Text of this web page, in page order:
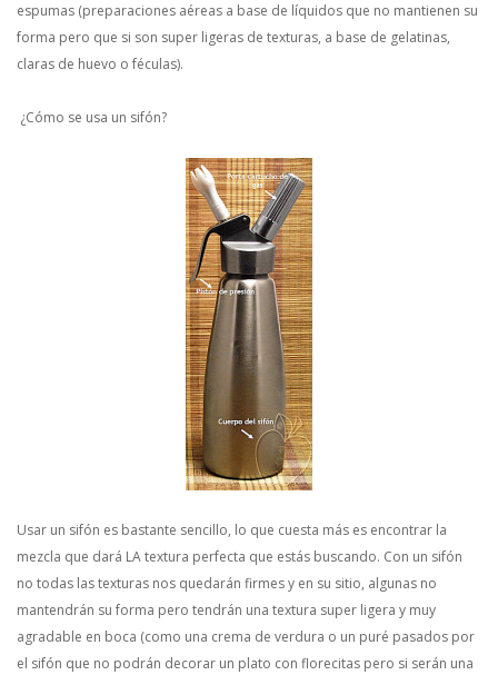
espumas (preparaciones aéreas a base de líquidos que no mantienen su
forma pero que si son super ligeras de texturas, a base de gelatinas,
claras de huevo o féculas).
¿Cómo se usa un sifón?
Usar un sifón es bastante sencillo, lo que cuesta más es encontrar la
mezcla que dará LA textura perfecta que estás buscando. Con un sifón
no todas las texturas nos quedarán firmes y en su sitio, algunas no
mantendrán su forma pero tendrán una textura super ligera y muy
agradable en boca (como una crema de verdura o un puré pasados por
el sifón que no podrán decorar un plato con florecitas pero si serán una